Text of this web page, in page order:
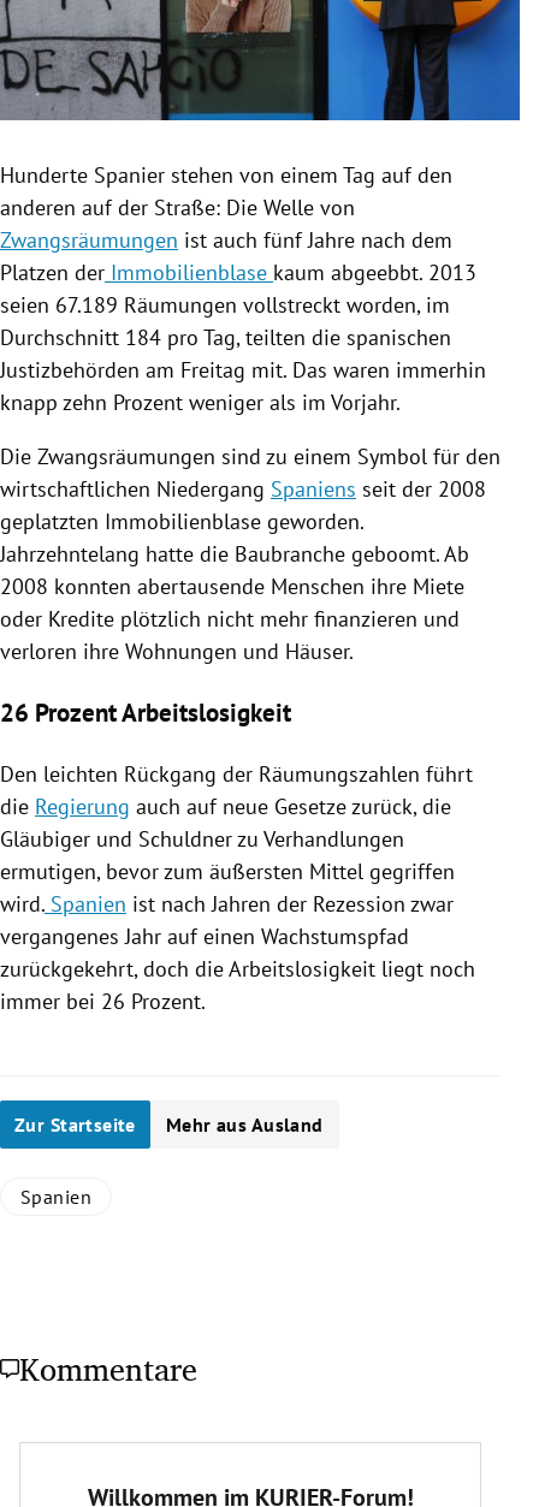
Untermenü
Untermenü
Untermenü
Hunderte Spanier stehen von einem Tag auf den
anderen auf der Straße: Die Welle von
Zwangsräumungen ist auch fünf Jahre nach dem
Platzen der Immobilienblase kaum abgeebbt. 2013
seien 67.189 Räumungen vollstreckt worden, im
Durchschnitt 184 pro Tag, teilten die spanischen
Justizbehörden am Freitag mit. Das waren immerhin
knapp zehn Prozent weniger als im Vorjahr.
Die Zwangsräumungen sind zu einem Symbol für den
wirtschaftlichen Niedergang Spaniens seit der 2008
geplatzten Immobilienblase geworden.
Jahrzehntelang hatte die Baubranche geboomt. Ab
2008 konnten abertausende Menschen ihre Miete
oder Kredite plötzlich nicht mehr finanzieren und
verloren ihre Wohnungen und Häuser.
26 Prozent Arbeitslosigkeit
Den leichten Rückgang der Räumungszahlen führt
die Regierung auch auf neue Gesetze zurück, die
Gläubiger und Schuldner zu Verhandlungen
ermutigen, bevor zum äußersten Mittel gegriffen
wird. Spanien ist nach Jahren der Rezession zwar
vergangenes Jahr auf einen Wachstumspfad
zurückgekehrt, doch die Arbeitslosigkeit liegt noch
immer bei 26 Prozent.
Zur Startseite Mehr aus Ausland
Spanien
Kommentare